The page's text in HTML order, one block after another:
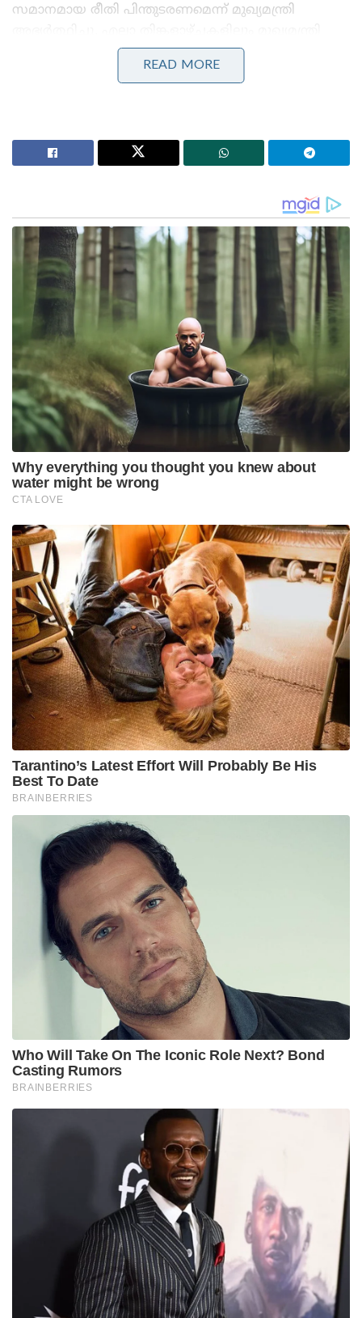
സമാനമായ രീതി പിന്തുടരണമെന്ന് മുഖ്യമന്ത്രി
ഉൾപ്പെടെയുള്ള മന്ത്രിമാരും ഉന്നത ഉദ്യോഗസ്ഥരും
ഔദ്യോഗിക വാഹനങ്ങൾ ഒഴിവാക്കി മെട്രോയിൽ
ശതമാനം കുറവ് വരുത്തി. മാസം 200 ലിറ്റർ
ലഭിച്ചിരുന്നവർക്ക് ഇനി 160 ലിറ്റർ മാത്രമേ ലഭിക്കൂ.
വർഷത്തേക്ക് ഔദ്യോഗിക വിദേശയാത്രകൾ
അനുവദിക്കില്ല എന്നും ഡൽഹി സർക്കാർ
വ്യക്തമാക്കിയിട്ടുണ്ട്.
Stories you may like
ഒറ്റുകാരെയും വഞ്ചകരെയും കാണാൻ സമയമുണ്ട്,
പ്രതിഷേധിക്കുന്ന ചെറുപ്പക്കാരെ കാണാൻ സമയമില്ല ;
പ്രധാനമന്ത്രിക്കെതിരെ ഉദ്ദവ് താക്കറെ
മെറ്റയുടെ അൽഗോരിതത്തിൽ മാറ്റം വരുത്താൻ
കേന്ദ്രസർക്കാർ നിർദ്ദേശം ; ഡീപ്‌ഫെയ്ക്കുകൾക്കും
വ്യാജ പ്രചാരണങ്ങൾക്കും തടയിടും
പൊതുജനങ്ങൾ ആഴ്ചയിൽ ഒരു ദിവസം സ്വന്തം
വാഹനങ്ങൾ ഒഴിവാക്കി പൊതുഗതാഗതം
ഉപയോഗിക്കണമെന്ന് രേഖ ഗുപ്ത ആവശ്യപ്പെട്ടു.
ഊർജ്ജ ഉപഭോഗം കുറയ്ക്കുന്നതിനായി സർക്കാർ
ഓഫീസുകളിലെ എസി താപനില 24 ഡിഗ്രിക്കും 26
ഡിഗ്രിക്കും ഇടയിൽ ക്രമീകരിക്കാൻ നിർദ്ദേശമുണ്ട്.
കൂടാതെ, അടുത്ത ആറ് മാസത്തേക്ക് പെട്രോൾ,
ഡീസൽ വാഹനങ്ങൾ വാങ്ങുന്നത് സർക്കാർ
പൂർണ്ണമായും നിർത്തിവച്ചു. പകരം ഇലക്ട്രിക്
വാഹനങ്ങൾക്ക് മുൻഗണന നൽകും. കൂടാതെ,
പൊതുഗതാഗതം ഉപയോഗിക്കുന്ന ജീവനക്കാരെ
പ്രോത്സാഹിപ്പിക്കുന്നതിനായി ട്രാൻസ്‌പോർട്ട്
അലവൻസിൽ 10 ശതമാനം വർദ്ധനവ് നൽകുമെന്ന്
സർക്കാർ പ്രഖ്യാപിച്ചു. തിരക്ക് കുറയ്ക്കുന്നതിനായി
സർക്കാർ ഓഫീസുകളുടെ സമയം രാവിലെ 10:30
മുതൽ വൈകുന്നേരം 7:00 വരെയാക്കി
പുനഃക്രമീകരിച്ചു. മുൻസിപ്പൽ കോർപ്പറേഷൻ
ഓഫീസുകൾ രാവിലെ 8:30 മുതൽ 5:00 വരെ
പ്രവർത്തിക്കും.
delhi pm modi
Rekha Gupta
fuel consumption reducing
READ MORE